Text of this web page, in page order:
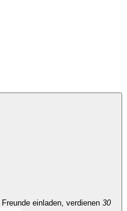
Freunde einladen, verdienen 30